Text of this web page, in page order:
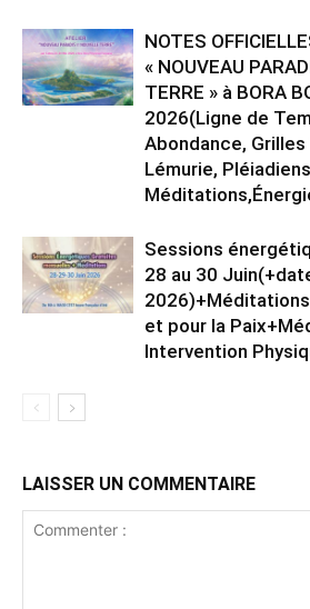
NOTES
« NOUVEAU
TERRE » à BORA
2026(Ligne de
Abondance,
Lémurie,
Sessions
28 au 30
et pour la
Intervention
LAISSER UN COMMENTAIRE